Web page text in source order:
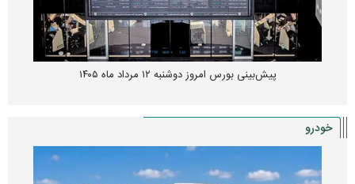
پیش‌بینی بورس امروز دوشنبه ۱۲ مرداد ماه ۱۴۰۵
خودرو